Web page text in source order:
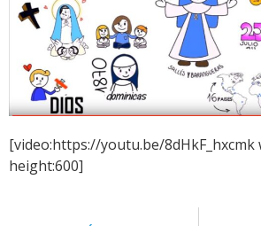
[video:https://youtu.be/8dHkF_hxcmk
height:600]